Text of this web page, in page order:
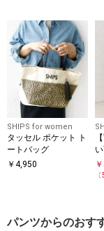
SHIPS for women
タッセル ポケット ト
ートバッグ
￥ 4,950 ￥
〔
パンツからのおす